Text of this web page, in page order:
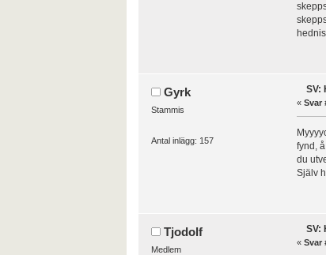
Gyrk
Stammis
Antal inlägg: 157
SV:
« Svar
fynd,
du
Själv
Tjodolf
Medlem
SV:
« Svar